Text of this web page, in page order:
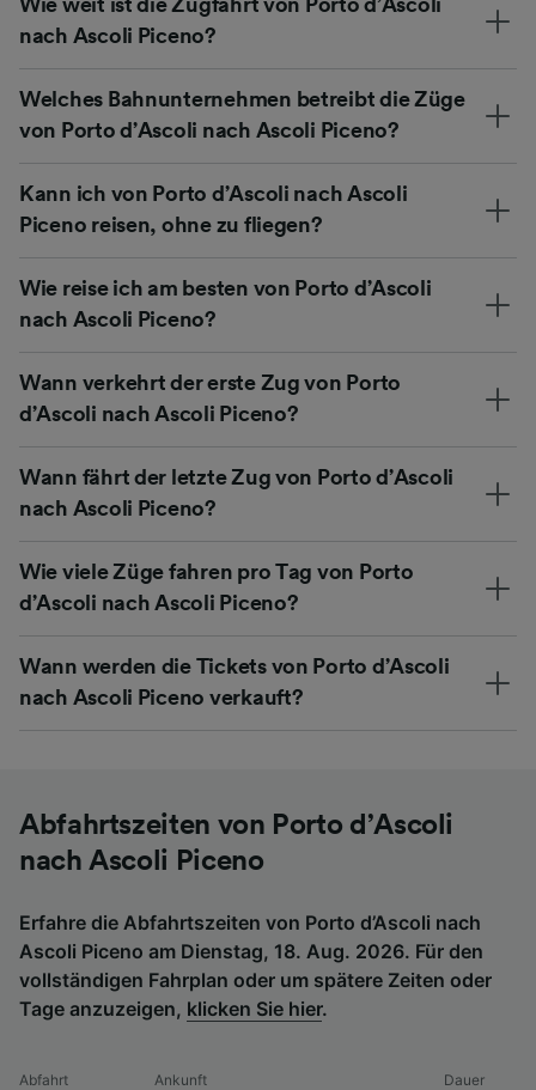
Wie weit ist die Zugfahrt von Porto d’Ascoli
nach Ascoli Piceno?
Welches Bahnunternehmen betreibt die Züge
von Porto d’Ascoli nach Ascoli Piceno?
Kann ich von Porto d’Ascoli nach Ascoli
Piceno reisen, ohne zu fliegen?
Wie reise ich am besten von Porto d’Ascoli
nach Ascoli Piceno?
Wann verkehrt der erste Zug von Porto
d’Ascoli nach Ascoli Piceno?
Wann fährt der letzte Zug von Porto d’Ascoli
nach Ascoli Piceno?
Wie viele Züge fahren pro Tag von Porto
d’Ascoli nach Ascoli Piceno?
Wann werden die Tickets von Porto d’Ascoli
nach Ascoli Piceno verkauft?
Abfahrtszeiten von Porto d’Ascoli
nach Ascoli Piceno
Erfahre die Abfahrtszeiten von Porto d’Ascoli nach
Ascoli Piceno am Dienstag, 18. Aug. 2026. Für den
vollständigen Fahrplan oder um spätere Zeiten oder
Tage anzuzeigen, klicken Sie hier.
Abfahrt Ankunft Dauer